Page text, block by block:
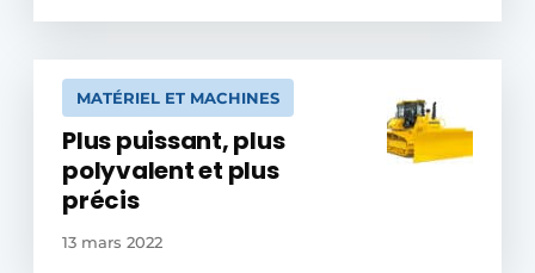
MATÉRIEL ET MACHINES
Plus puissant, plus
polyvalent et plus
précis
13 mars 2022